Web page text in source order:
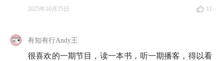
见公众号：罗胖六十秒
2025年10月25日 11
有知有行Andy王
很喜欢的一期节目，读一本书，听一期播客，得以看